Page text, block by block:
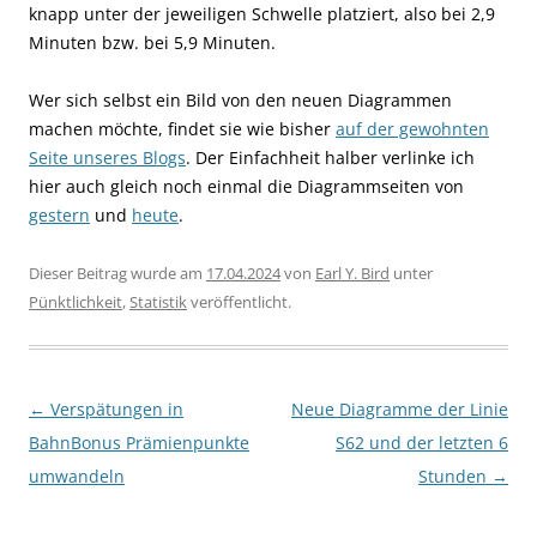
knapp unter der jeweiligen Schwelle platziert, also bei 2,9
Minuten bzw. bei 5,9 Minuten.
Wer sich selbst ein Bild von den neuen Diagrammen
machen möchte, findet sie wie bisher auf der gewohnten
Seite unseres Blogs. Der Einfachheit halber verlinke ich
hier auch gleich noch einmal die Diagrammseiten von
gestern und heute.
Dieser Beitrag wurde am 17.04.2024von Earl Y. Bird unter
Pünktlichkeit,Statistikveröffentlicht.
Beitragsnavigation
← Verspätungen in
BahnBonus Prämienpunkte
umwandeln
Neue Diagramme der Linie
S62 und der letzten 6
Stunden →